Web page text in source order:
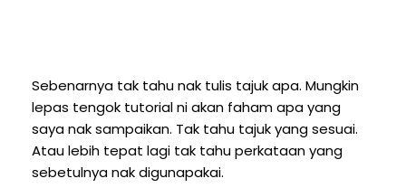
Sebenarnya tak tahu nak tulis tajuk apa. Mungkin
lepas tengok tutorial ni akan faham apa yang
saya nak sampaikan. Tak tahu tajuk yang sesuai.
Atau lebih tepat lagi tak tahu perkataan yang
sebetulnya nak digunapakai.